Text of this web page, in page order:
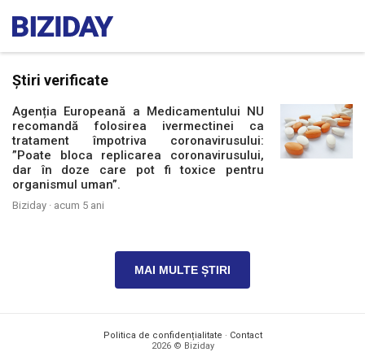
Știri verificate
Agenția Europeană a Medicamentului NU
recomandă folosirea ivermectinei ca
tratament împotriva coronavirusului:
”Poate bloca replicarea coronavirusului,
dar în doze care pot fi toxice pentru
organismul uman”.
Biziday · acum 5 ani
MAI MULTE ȘTIRI
Politica de confidențialitate · Contact
2026 © Biziday